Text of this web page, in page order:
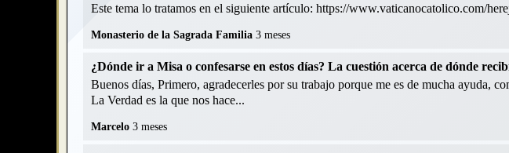
Este tema lo tratamos en el siguiente artículo: https://www.vaticanocatolico.com/
Monasterio de la Sagrada Familia 3 meses
¿Dónde ir a Misa o confesarse en estos días? La cuestión acerca de dónde
Buenos días, Primero, agradecerles por su trabajo porque me es de mucha ayuda,
La Verdad es la que nos hace...
Marcelo 3 meses